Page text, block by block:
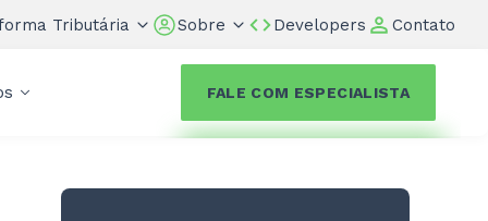
Tributária Sobre Developers Contato
FALE COM ESPECIALISTA